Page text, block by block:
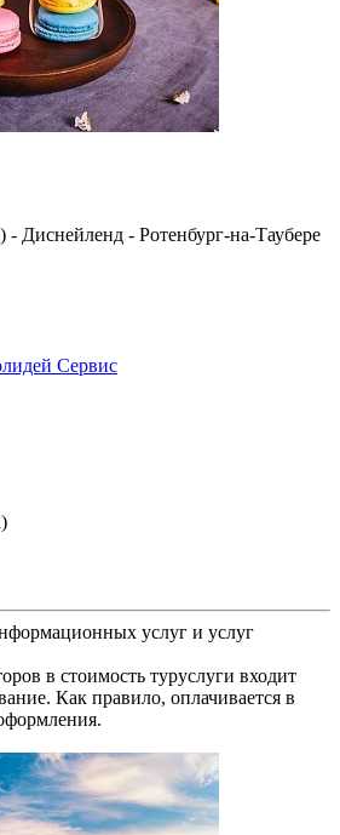
Диснейленд - Ротенбург-на-Таубере
Сервис
услуг и услуг
в стоимость туруслуги входит
Как правило, оплачивается в